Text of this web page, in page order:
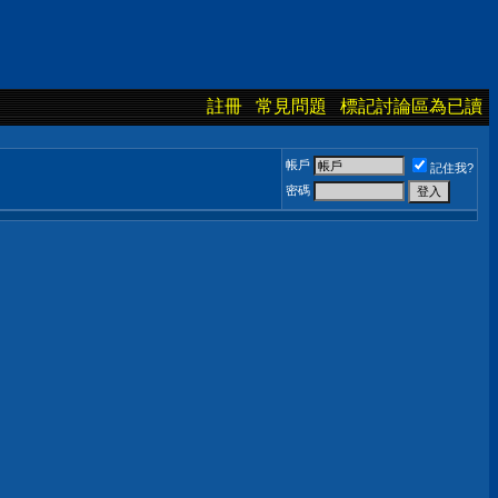
註冊 常見問題 標記討論區為已讀
帳戶
記住我?
密碼